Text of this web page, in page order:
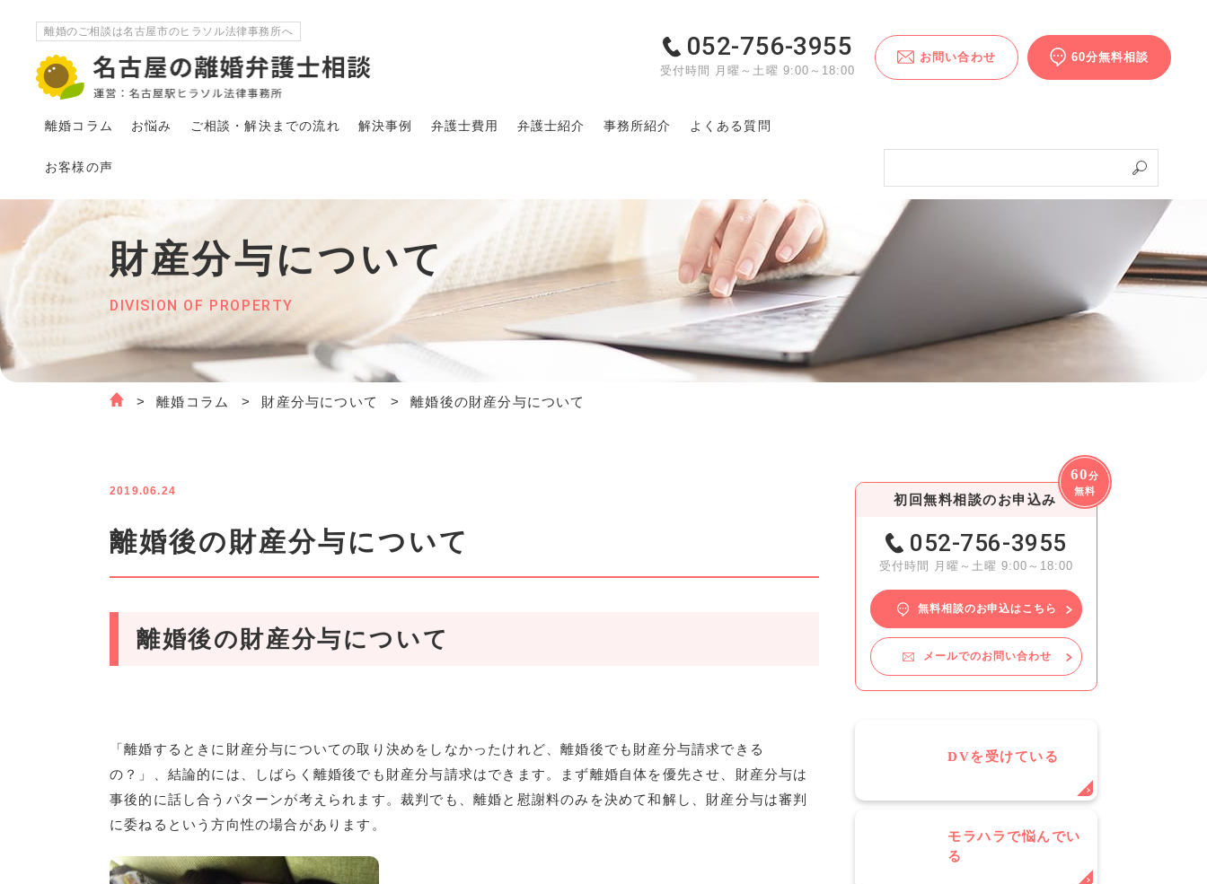
離婚のご相談は名古屋市のヒラソル法律事務所へ
離婚コラム お悩み ご相談・解決 までの流れ 解決事例 弁護士費用 弁護士紹介 事務所紹介 よくある質問
お客様の声
052-756-3955
受付時間 月曜～土曜 9:00～18:00
60分無料相談
お問い合わせ
財産分与について
DIVISION OF PROPERTY
離婚コラム 財産分与について 離婚後の財産分与について
2019.06.24
離婚後の財産分与について
離婚後の財産分与について
「離婚するときに財産分与についての取り決めをしなかったけれど、離婚後でも財産分与請求できる
の？」、結論的には、しばらく離婚後でも財産分与請求はできます。まず離婚自体を優先させ、財産分与は
事後的に話し合うパターンが考えられます。裁判でも、離婚と慰謝料のみを決めて和解し、財産分与は審判
に委ねるという方向性の場合があります。
60分
無料
初回無料相談のお申込み
052-756-3955
受付時間 月曜～土曜 9:00～18:00
無料相談のお申込はこちら
メールでのお問い合わせ
DVを受けている
モラハラで悩んでい
る